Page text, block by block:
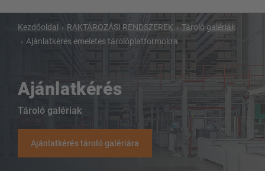
fő
Kezdőoldal RAKTÁROZÁSI RENDSZEREK
Tároló galériák
Ajánlatkérés emeletes tárolóplatformokra
Ajánlatkérés
Tároló galériak
Ajánlatkérés tároló galériára
Karos állvány tetővel
Egyoldalas karos állvány
Kétoldalas karos állvány
Nagy teherbírású karos állványrendszer
Mozgó állványok